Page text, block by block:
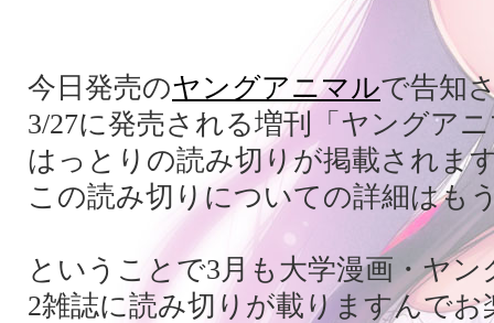
今日発売のヤングアニマルで告知
3/27に発売される増刊「ヤングア
はっとりの読み切りが掲載されま
この読み切りについての詳細はも
ということで3月も大学漫画・ヤ
2雑誌に読み切りが載りますんでお